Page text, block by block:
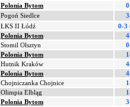
Polonia Bytom
Pogoń Siedlce
ŁKS II Łódź
0-3
Polonia Bytom
Stomil Olsztyn
Polonia Bytom
Hutnik Kraków
Polonia Bytom
Chojniczanka Chojnice
Olimpia Elbląg
Polonia Bytom